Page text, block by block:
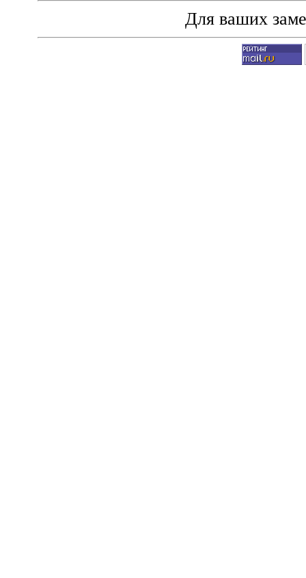
Для ваших